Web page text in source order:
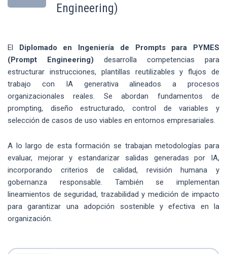
Engineering)
El Diplomado en Ingeniería de Prompts para PYMES
(Prompt Engineering) desarrolla competencias para
estructurar instrucciones, plantillas reutilizables y flujos de
trabajo con IA generativa alineados a procesos
organizacionales reales. Se abordan fundamentos de
prompting, diseño estructurado, control de variables y
selección de casos de uso viables en entornos empresariales.
A lo largo de esta formación se trabajan metodologías para
evaluar, mejorar y estandarizar salidas generadas por IA,
incorporando criterios de calidad, revisión humana y
gobernanza responsable. También se implementan
lineamientos de seguridad, trazabilidad y medición de impacto
para garantizar una adopción sostenible y efectiva en la
organización.